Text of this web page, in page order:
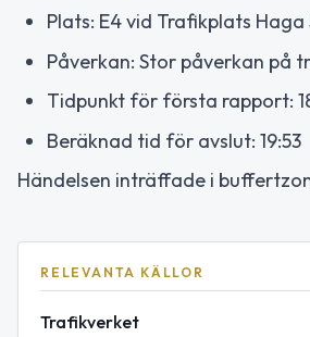
Plats: E4 vid Trafikplats
Påverkan: Stor påverkan på
Tidpunkt för första rapport:
Beräknad tid för avslut: 19:53
Händelsen inträffade i
RELEVANTA KÄLLOR
Trafikverket